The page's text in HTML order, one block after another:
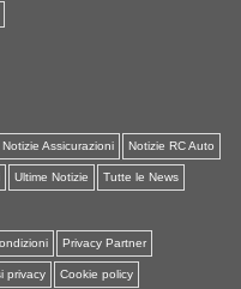
Notizie Assicurazioni Notizie RC Auto
Ultime Notizie Tutte le News
Privacy Partner
privacy Cookie policy